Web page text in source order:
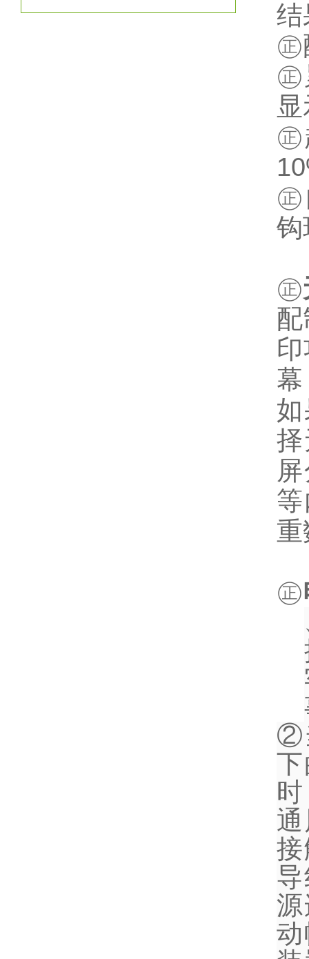
结
钩
㊣
幕
㊣
②